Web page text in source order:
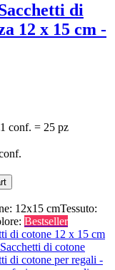
di
12 x 15 cm -
1 conf. = 25 pz
12x15 cmTessuto:
Bestseller